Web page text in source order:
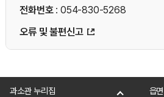
전화번호: 054-830-5268
오류 및 불편신고
과소관 누리집 읍